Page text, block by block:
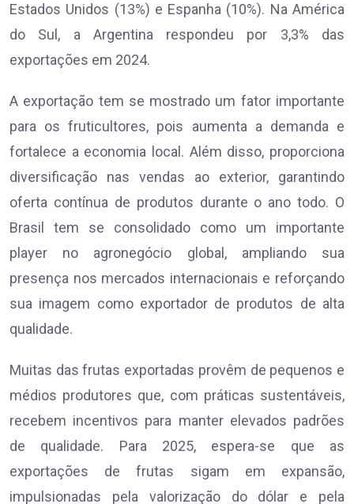
Estados Unidos (13%) e Espanha (10%). Na América
do Sul, a Argentina respondeu por 3,3% das
exportações em 2024.
A exportação tem se mostrado um fator importante
para os fruticultores, pois aumenta a demanda e
fortalece a economia local. Além disso, proporciona
diversificação nas vendas ao exterior, garantindo
oferta contínua de produtos durante o ano todo. O
Brasil tem se consolidado como um importante
player no agronegócio global, ampliando sua
presença nos mercados internacionais e reforçando
sua imagem como exportador de produtos de alta
qualidade.
Muitas das frutas exportadas provêm de pequenos e
médios produtores que, com práticas sustentáveis,
recebem incentivos para manter elevados padrões
de qualidade. Para 2025, espera-se que as
exportações de frutas sigam em expansão,
impulsionadas pela valorização do dólar e pela